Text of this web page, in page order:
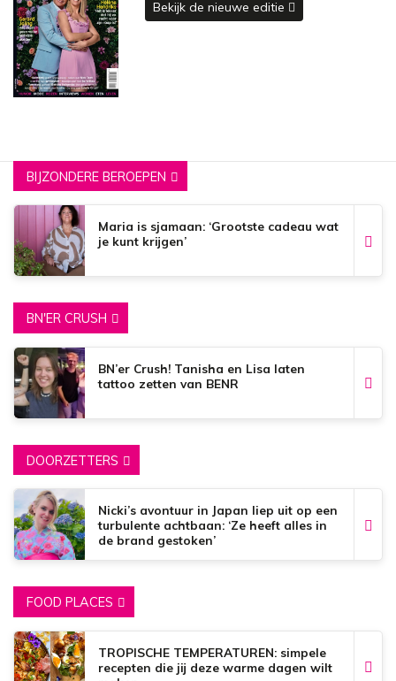
Bekijk de nieuwe editie
BIJZONDERE BEROEPEN
Maria is sjamaan: ‘Grootste cadeau wat
je kunt krijgen’
BN'ER CRUSH
BN’er Crush! Tanisha en Lisa laten
tattoo zetten van BENR
DOORZETTERS
Nicki’s avontuur in Japan liep uit op een
turbulente achtbaan: ‘Ze heeft alles in
de brand gestoken’
FOOD PLACES
TROPISCHE TEMPERATUREN: simpele
recepten die jij deze warme dagen wilt